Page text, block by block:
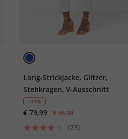
Long-Strickjacke, Glitzer,
Stehkragen, V-Ausschnitt
- 41%
€ 79,99 € 46,99
(23)